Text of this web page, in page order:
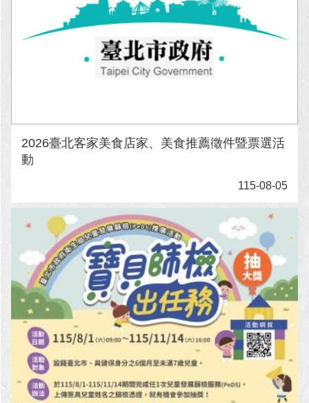
2026臺北客家美食店家、美食推薦徵件暨票選活
動
115-08-05